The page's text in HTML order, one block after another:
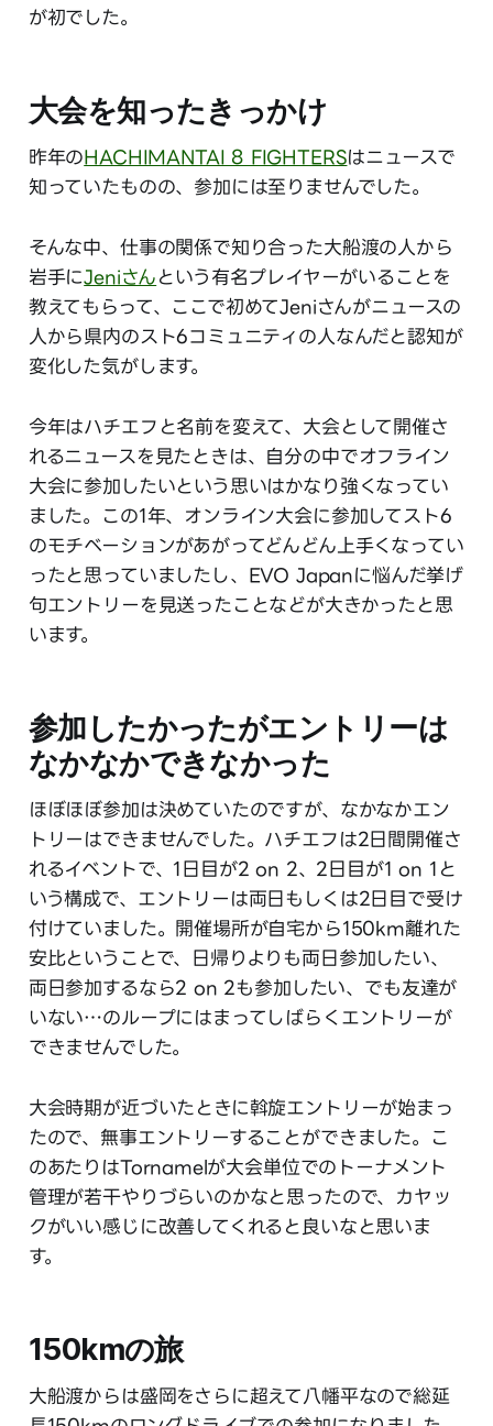
が初でした。
大会を知ったきっかけ
昨年のHACHIMANTAI 8 FIGHTERSはニュースで
知っていたものの、参加には至りませんでした。
そんな中、仕事の関係で知り合った大船渡の人から
岩手にJeniさん という有名プレイヤーがいることを
教えてもらって、ここで初めてJeniさんがニュースの
人から県内のスト6コミュニティの人なんだと認知が
変化した気がします。
今年はハチエフと名前を変えて、大会として開催さ
れるニュースを見たときは、自分の中でオフライン
大会に参加したいという思いはかなり強くなってい
ました。この1年、オンライン大会に参加してスト6
のモチベーションがあがってどんどん上手くなってい
ったと思っていましたし、EVO Japanに悩んだ挙げ
句エントリーを見送ったことなどが大きかったと思
います。
参加したかったがエントリーは
なかなかできなかった
ほぼほぼ参加は決めていたのですが、なかなかエン
トリーはできませんでした。ハチエフは2日間開催さ
れるイベントで、1日目が2 on 2、2日目が1 on 1と
いう構成で、エントリーは両日もしくは2日目で受け
付けていました。開催場所が自宅から150km離れた
安比ということで、日帰りよりも両日参加したい、
両日参加するなら2 on 2も参加したい、でも友達が
いない…のループにはまってしばらくエントリーが
できませんでした。
大会時期が近づいたときに斡旋エントリーが始まっ
たので、無事エントリーすることができました。こ
のあたりはTornamelが大会単位でのトーナメント
管理が若干やりづらいのかなと思ったので、カヤッ
クがいい感じに改善してくれると良いなと思いま
す。
150kmの旅
大船渡からは盛岡をさらに超えて八幡平なので総延